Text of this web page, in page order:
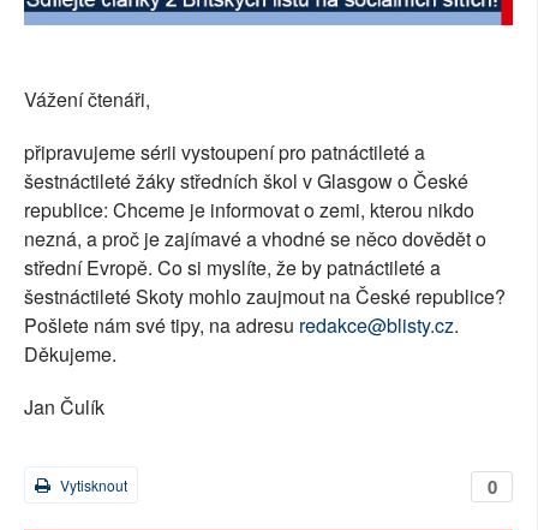
SOCIÁLNÍ SÍTĚ
PLNÁ VERZE STRÁNEK
Vážení čtenáři,
připravujeme sérii vystoupení pro patnáctileté a
šestnáctileté žáky středních škol v Glasgow o České
republice: Chceme je informovat o zemi, kterou nikdo
nezná, a proč je zajímavé a vhodné se něco dovědět o
střední Evropě. Co si myslíte, že by patnáctileté a
šestnáctileté Skoty mohlo zaujmout na České republice?
Pošlete nám své tipy, na adresu redakce@blisty.cz.
Děkujeme.
Jan Čulík
0
Vytisknout